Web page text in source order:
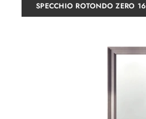
SPECCHIO ROTONDO ZERO 16